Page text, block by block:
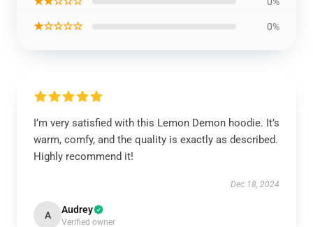
★☆☆☆☆ 0%
I’m very satisfied with this Lemon Demon hoodie. It’s
warm, comfy, and the quality is exactly as described.
Highly recommend it!
Dec 18, 2024
A Audrey
Verified owner